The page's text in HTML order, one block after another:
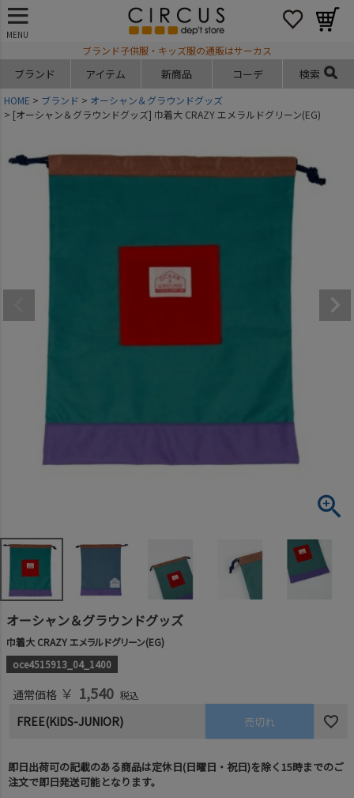
MENU
ブランド子供服・キッズ服の通販はサーカス
ブランド アイテム 新商品 コーデ 検索
HOME ブランド
オーシャン＆グラウンドグッズ
[オーシャン＆グラウンドグッズ] 巾着大 CRAZY エメラルドグリーン(EG)
オーシャン＆グラウンドグッズ
巾着大 CRAZY エメラルドグリーン(EG)
oce4515913_04_1400
通常価格 ￥ 1,540 税込
FREE(KIDS-JUNIOR) 売切れ
即日出荷可の記載のある商品は定休日(日曜日・祝日)を除く15時までのご
注文で即日発送可能となります。